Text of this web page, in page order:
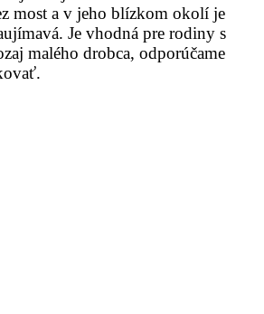
most a v jeho blízkom okolí je
Je vhodná pre rodiny s
malého drobca, odporúčame